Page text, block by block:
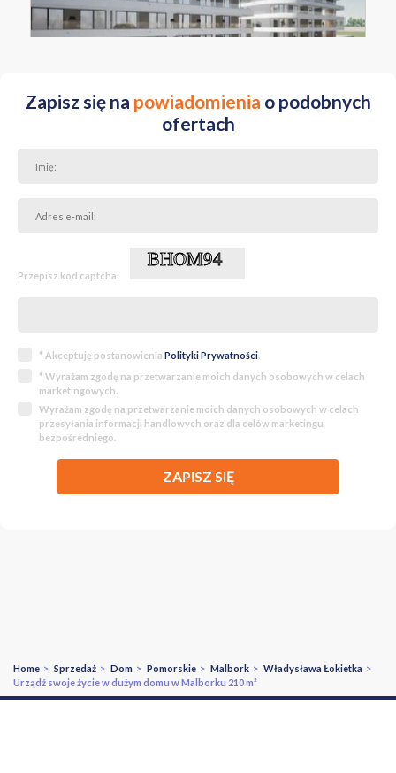
Zapisz się na powiadomienia o podobnych
ofertach
Przepisz kod captcha:
* Akceptuję postanowienia Polityki Prywatności.
* Wyrażam zgodę na przetwarzanie moich danych osobowych w celach
marketingowych.
Wyrażam zgodę na przetwarzanie moich danych osobowych w celach
przesyłania informacji handlowych oraz dla celów marketingu
bezpośredniego.
ZAPISZ SIĘ
Home > Sprzedaż > Dom > Pomorskie > Malbork > Władysława Łokietka >
Urządź swoje życie w dużym domu w Malborku 210 m²